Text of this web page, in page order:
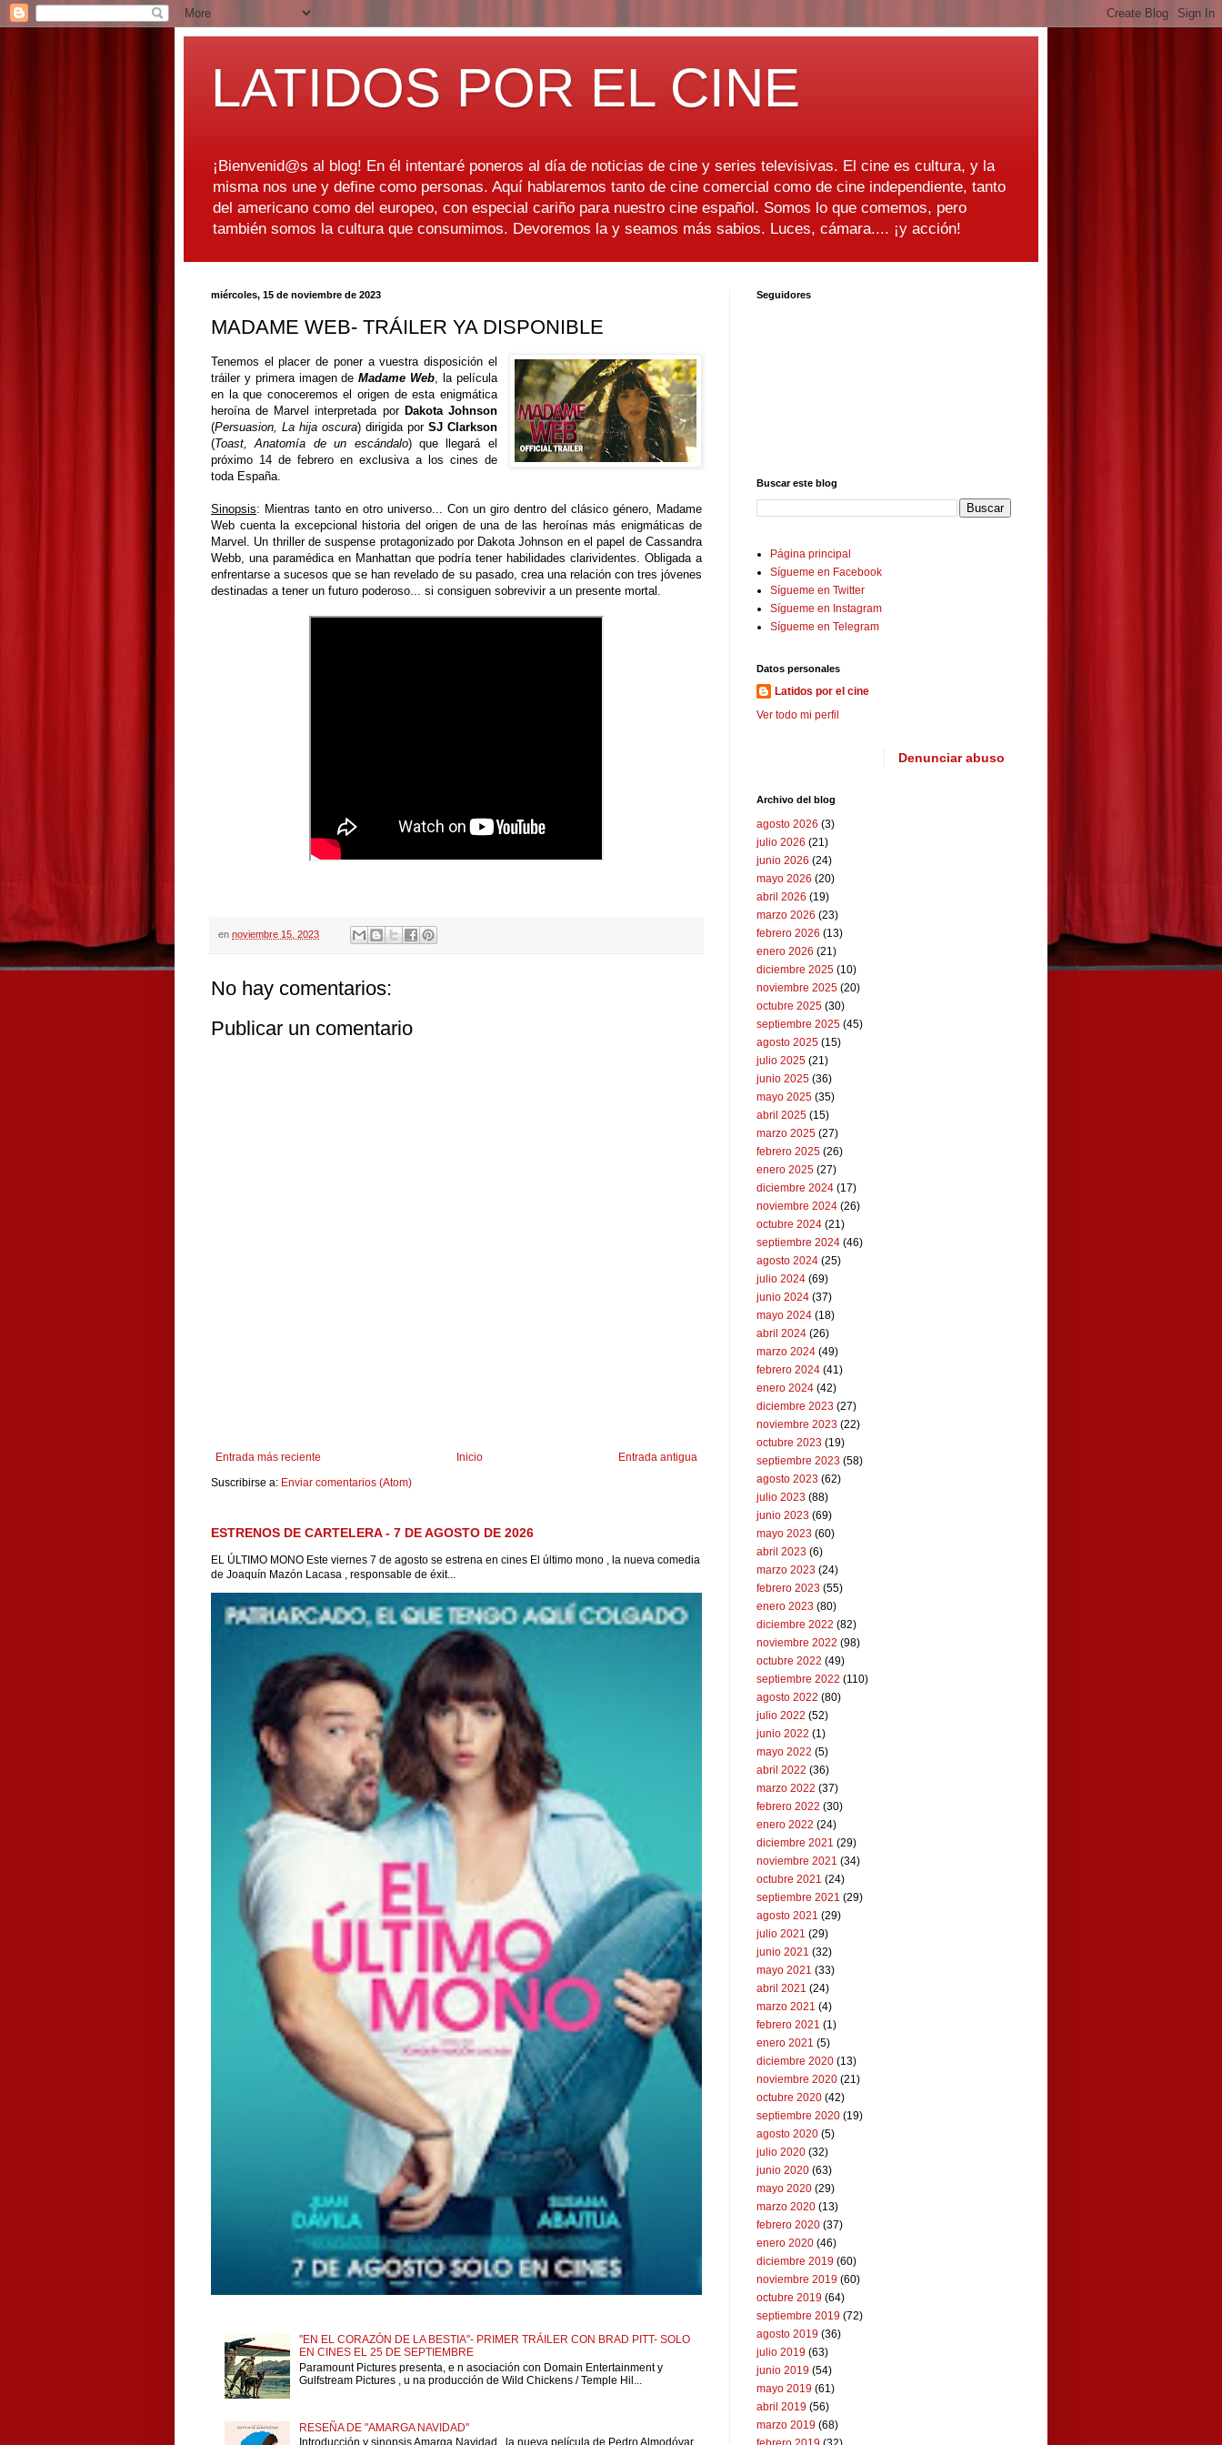
LATIDOS POR EL CINE
¡Bienvenid@s al blog! En él intentaré poneros al día de noticias de cine y series televisivas. El cine es cultura, y la
misma nos une y define como personas. Aquí hablaremos tanto de cine comercial como de cine independiente, tanto
del americano como del europeo, con especial cariño para nuestro cine español. Somos lo que comemos, pero
también somos la cultura que consumimos. Devoremos la y seamos más sabios. Luces, cámara.... ¡y acción!
miércoles, 15 de noviembre de 2023
MADAME WEB- TRÁILER YA DISPONIBLE
Tenemos el placer de poner a vuestra disposición el
tráiler y primera imagen deMadame Web, la película
en la que conoceremos el origen de esta enigmática
heroína de Marvel interpretada por Dakota Johnson
(Persuasion, La hija oscura) dirigida por SJ Clarkson
(Toast, Anatomía de un escándalo) que llegará el
próximo 14 de febrero en exclusiva a los cines de
toda España.
Sinopsis: Mientras tanto en otro universo... Con un giro dentro del clásico género, Madame
Web cuenta la excepcional historia del origen de una de las heroínas más enigmáticas de
Marvel. Un thriller de suspense protagonizado por Dakota Johnson en el papel de Cassandra
Webb, una paramédica en Manhattan que podría tener habilidades clarividentes. Obligada a
enfrentarse a sucesos que se han revelado de su pasado, crea una relación con tres jóvenes
destinadas a tener un futuro poderoso... si consiguen sobrevivir a un presente mortal.
en noviembre 15, 2023
No hay comentarios:
Publicar un comentario
Entrada más reciente Entrada antigua
Inicio
Suscribirse a: Enviar comentarios (Atom)
ESTRENOS DE CARTELERA - 7 DE AGOSTO DE 2026
EL ÚLTIMO MONO Este viernes 7 de agosto se estrena en cines El último mono , la nueva comedia
de Joaquín Mazón Lacasa , responsable de éxit...
"EN EL CORAZÓN DE LA BESTIA"- PRIMER TRÁILER CON BRAD PITT- SOLO
EN CINES EL 25 DE SEPTIEMBRE
Paramount Pictures presenta, e n asociación con Domain Entertainment y
Gulfstream Pictures , u na producción de Wild Chickens / Temple Hil...
RESEÑA DE "AMARGA NAVIDAD"
Seguidores
Buscar este blog
Página principal
Sígueme en Facebook
Sígueme en Twitter
Sígueme en Instagram
Sígueme en Telegram
Datos personales
Latidos por el cine
Ver todo mi perfil
Denunciar abuso
Archivo del blog
agosto 2026 (3)
julio 2026 (21)
junio 2026 (24)
mayo 2026 (20)
abril 2026 (19)
marzo 2026 (23)
febrero 2026 (13)
enero 2026 (21)
diciembre 2025 (10)
noviembre 2025 (20)
octubre 2025 (30)
septiembre 2025 (45)
agosto 2025 (15)
julio 2025 (21)
junio 2025 (36)
mayo 2025 (35)
abril 2025 (15)
marzo 2025 (27)
febrero 2025 (26)
enero 2025 (27)
diciembre 2024 (17)
noviembre 2024 (26)
octubre 2024 (21)
septiembre 2024 (46)
agosto 2024 (25)
julio 2024 (69)
junio 2024 (37)
mayo 2024 (18)
abril 2024 (26)
marzo 2024 (49)
febrero 2024 (41)
enero 2024 (42)
diciembre 2023 (27)
noviembre 2023 (22)
octubre 2023 (19)
septiembre 2023 (58)
agosto 2023 (62)
julio 2023 (88)
junio 2023 (69)
mayo 2023 (60)
abril 2023 (6)
marzo 2023 (24)
febrero 2023 (55)
enero 2023 (80)
diciembre 2022 (82)
noviembre 2022 (98)
octubre 2022 (49)
septiembre 2022 (110)
agosto 2022 (80)
julio 2022 (52)
junio 2022 (1)
mayo 2022 (5)
abril 2022 (36)
marzo 2022 (37)
febrero 2022 (30)
enero 2022 (24)
diciembre 2021 (29)
noviembre 2021 (34)
octubre 2021 (24)
septiembre 2021 (29)
agosto 2021 (29)
julio 2021 (29)
junio 2021 (32)
mayo 2021 (33)
abril 2021 (24)
marzo 2021 (4)
febrero 2021 (1)
enero 2021 (5)
diciembre 2020 (13)
noviembre 2020 (21)
octubre 2020 (42)
septiembre 2020 (19)
agosto 2020 (5)
julio 2020 (32)
junio 2020 (63)
mayo 2020 (29)
marzo 2020 (13)
febrero 2020 (37)
enero 2020 (46)
diciembre 2019 (60)
noviembre 2019 (60)
octubre 2019 (64)
septiembre 2019 (72)
agosto 2019 (36)
julio 2019 (63)
junio 2019 (54)
mayo 2019 (61)
abril 2019 (56)
marzo 2019 (68)